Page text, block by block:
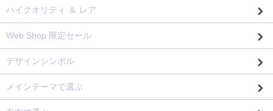
ハイクオリティ ＆ レア
Web Shop 限定セール
デザインシンボル
メインテーマで選ぶ